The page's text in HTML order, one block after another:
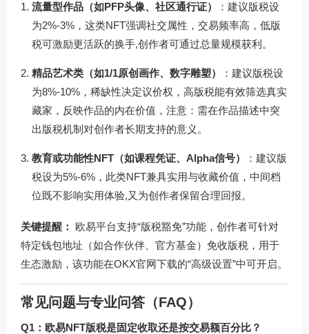
流量型作品（如PFP头像、社区通行证）
：建议版税设
为2%-3%，这类NFT强调社交属性，交易频率高，低版
税可激励更活跃的换手,创作者可通过总量规模获利。
精品艺术类（如1/1原创画作、数字雕塑）
：建议版税设
为8%-10%，稀缺性决定议价权，高版税能有效筛选真实
藏家，反映作品的内在价值，注意：需在作品描述中突
出版税机制对创作者长期支持的意义。
教育或功能性NFT（如课程凭证、Alpha信号）
：建议版
税设为5%-6%，此类NFT兼具实用与收藏价值，中间档
位既不影响实用体验,又为创作者保留合理回报。
关键提醒：
欧易平台支持“版税豁免”功能，创作者可针对
特定钱包地址（如合作伙伴、官方基金）免收版税，用于
生态激励，该功能在OKX官网下载的“高级设置”中可开启。
常见问题与专业问答（FAQ）
Q1：欧易NFT版税是固定收取还是按交易额百分比？